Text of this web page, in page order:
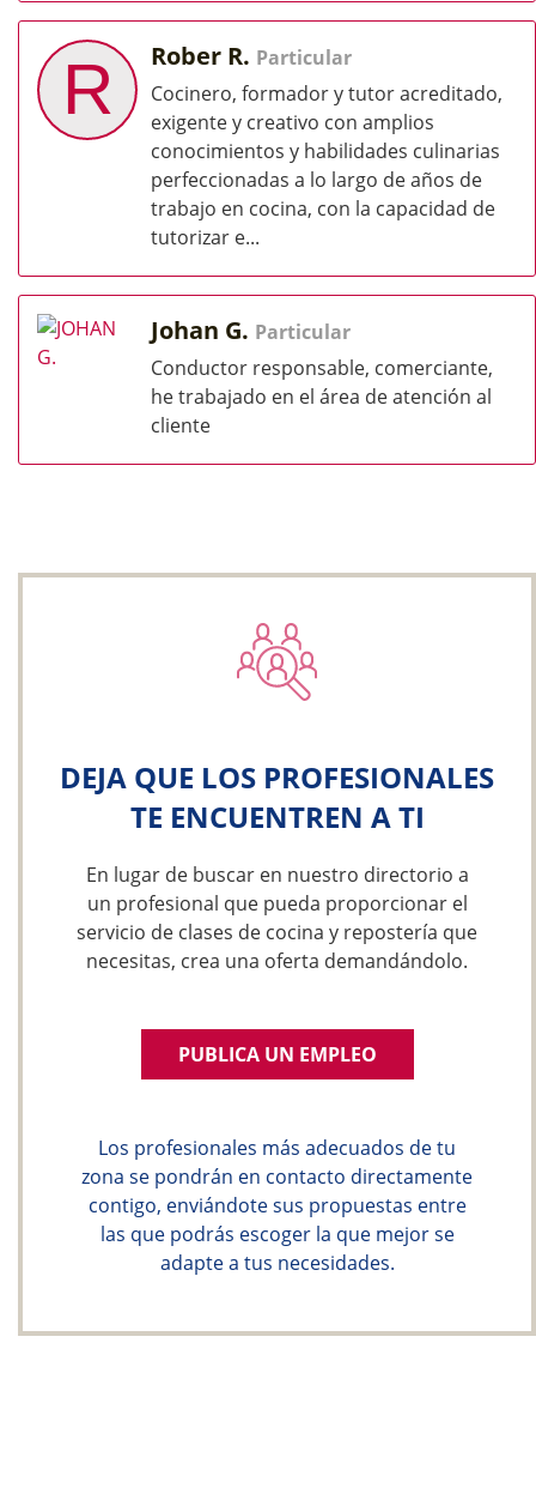
R Rober R. Particular
Cocinero, formador y tutor acreditado,
exigente y creativo con amplios
conocimientos y habilidades culinarias
perfeccionadas a lo largo de años de
trabajo en cocina, con la capacidad de
tutoriz​ar e...
Johan G. Particular
Conductor responsable, comerciante,
he trabajado en el área de atención al
cliente
DEJA QUE LOS PROFESIONALES
TE ENCUENTREN A TI
En lugar de buscar en nuestro directorio a
un profesional que pueda proporcionar el
servicio de clases de cocina y repostería que
necesitas, crea una oferta demandándolo.
PUBLICA UN EMPLEO
Los profesionales más adecuados de tu
zona se pondrán en contacto directamente
contigo, enviándote sus propuestas entre
las que podrás escoger la que mejor se
adapte a tus necesidades.